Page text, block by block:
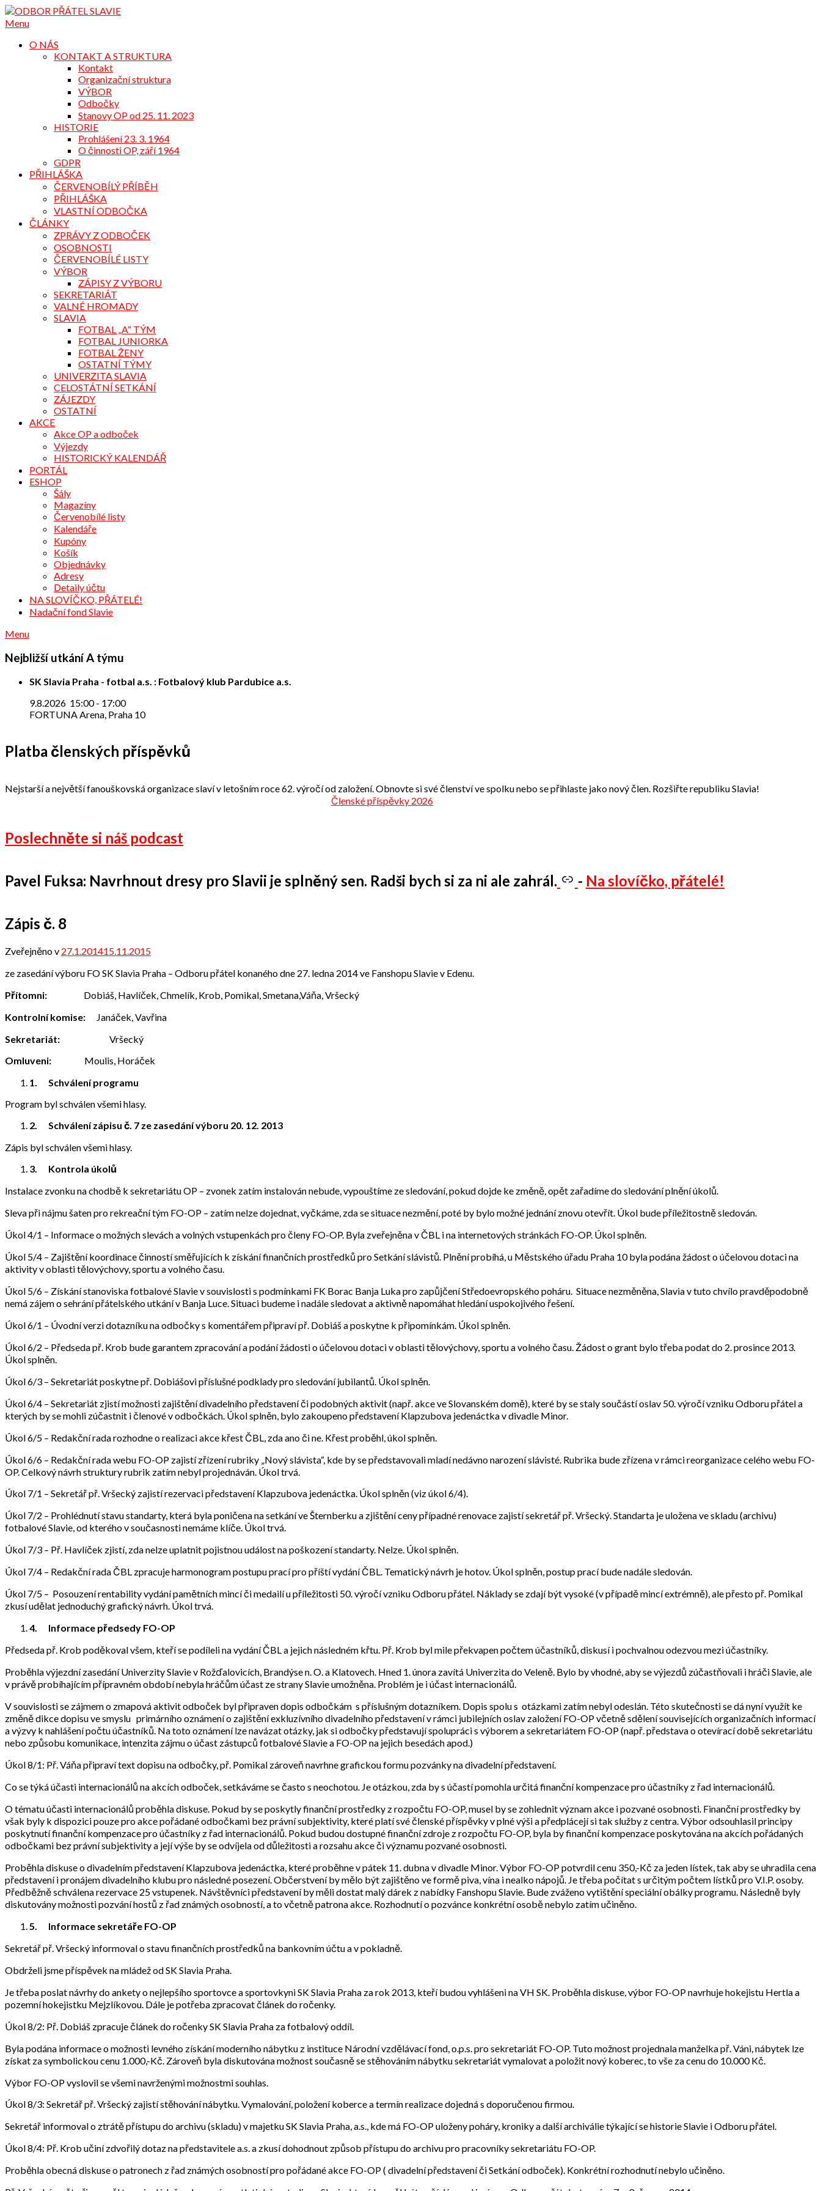
Přejdi
na
Menu
O NÁS
KONTAKT A STRUKTURA
Kontakt
Organizační struktura
VÝBOR
Odbočky
Stanovy OP od 25. 11. 2023
HISTORIE
Prohlášení 23. 3. 1964
O činnosti OP, září 1964
GDPR
PŘIHLÁŠKA
ČERVENOBÍLÝ PŘÍBĚH
PŘIHLÁŠKA
VLASTNÍ ODBOČKA
ČLÁNKY
ZPRÁVY Z ODBOČEK
OSOBNOSTI
ČERVENOBÍLÉ LISTY
VÝBOR
ZÁPISY Z VÝBORU
SEKRETARIÁT
VALNÉ HROMADY
SLAVIA
FOTBAL „A“ TÝM
FOTBAL JUNIORKA
FOTBAL ŽENY
OSTATNÍ TÝMY
UNIVERZITA SLAVIA
CELOSTÁTNÍ SETKÁNÍ
ZÁJEZDY
OSTATNÍ
AKCE
Akce OP a odboček
Výjezdy
HISTORICKÝ KALENDÁŘ
PORTÁL
ESHOP
Šály
Magazíny
Červenobílé listy
Kalendáře
Kupóny
Košík
Objednávky
Adresy
Detaily účtu
NA SLOVÍČKO, PŘÁTELÉ!
Nadační fond Slavie
Menu
Nejbližší utkání A týmu
SK Slavia Praha - fotbal a.s. : Fotbalový klub Pardubice a.s.
9.8.2026 15:00- 17:00
FORTUNA Arena, Praha 10
Platba členských příspěvků
Nejstarší a největší fanouškovská organizace slaví v letošním roce 62. výročí od založení. Obnovte si své členství ve spolku nebo se přihlaste jako nový člen. Rozšiřte republiku Slavia!
Členské příspěvky 2026
Poslechněte si náš podcast
Pavel Fuksa: Navrhnout dresy pro Slavii je splněný sen. Radši bych si za ni ale zahrál. - Na slovíčko, přátelé!
Zápis č. 8
Zveřejněno v 27.1.201415.11.2015
ze zasedání výboru FO SK Slavia Praha – Odboru přátel konaného dne 27. ledna 2014 ve Fanshopu Slavie v Edenu.
Přítomni: Dobiáš, Havlíček, Chmelík, Krob, Pomikal, Smetana,Váňa, Vršecký
Kontrolní komise: Janáček, Vavřina
Sekretariát: Vršecký
Omluveni: Moulis, Horáček
1. Schválení programu
Program byl schválen všemi hlasy.
2. Schválení zápisu č. 7 ze zasedání výboru 20. 12. 2013
Zápis byl schválen všemi hlasy.
3. Kontrola úkolů
Instalace zvonku na chodbě k sekretariátu OP – zvonek zatím instalován nebude, vypouštíme ze sledování, pokud dojde ke změně, opět zařadíme do sledování plnění úkolů.
Sleva při nájmu šaten pro rekreační tým FO-OP – zatím nelze dojednat, vyčkáme, zda se situace nezmění, poté by bylo možné jednání znovu otevřít. Úkol bude příležitostně sledován.
Úkol 4/1 – Informace o možných slevách a volných vstupenkách pro členy FO-OP. Byla zveřejněna v ČBL i na internetových stránkách FO-OP. Úkol splněn.
Úkol 5/4 – Zajištění koordinace činností směřujících k získání finančních prostředků pro Setkání slávistů. Plnění probíhá, u Městského úřadu Praha 10 byla podána žádost o účelovou dotaci na
aktivity v oblasti tělovýchovy, sportu a volného času.
Úkol 5/6 – Získání stanoviska fotbalové Slavie v souvislosti s podmínkami FK Borac Banja Luka pro zapůjčení Středoevropského poháru. Situace nezměněna, Slavia v tuto chvílo pravděpodobně
nemá zájem o sehrání přátelského utkání v Banja Luce. Situaci budeme i nadále sledovat a aktivně napomáhat hledání uspokojivého řešení.
Úkol 6/1 – Úvodní verzi dotazníku na odbočky s komentářem připraví př. Dobiáš a poskytne k připomínkám. Úkol splněn.
Úkol 6/2 – Předseda př. Krob bude garantem zpracování a podání žádosti o účelovou dotaci v oblasti tělovýchovy, sportu a volného času. Žádost o grant bylo třeba podat do 2. prosince 2013.
Úkol splněn.
Úkol 6/3 – Sekretariát poskytne př. Dobiášovi příslušné podklady pro sledování jubilantů. Úkol splněn.
Úkol 6/4 – Sekretariát zjistí možnosti zajištění divadelního představení či podobných aktivit (např. akce ve Slovanském domě), které by se staly součástí oslav 50. výročí vzniku Odboru přátel a
kterých by se mohli zúčastnit i členové v odbočkách. Úkol splněn, bylo zakoupeno představení Klapzubova jedenáctka v divadle Minor.
Úkol 6/5 – Redakční rada rozhodne o realizaci akce křest ČBL, zda ano či ne. Křest proběhl, úkol splněn.
Úkol 6/6 – Redakční rada webu FO-OP zajistí zřízení rubriky „Nový slávista“, kde by se představovali mladí nedávno narození slávisté. Rubrika bude zřízena v rámci reorganizace celého webu FO-
OP. Celkový návrh struktury rubrik zatím nebyl projednáván. Úkol trvá.
Úkol 7/1 – Sekretář př. Vršecký zajistí rezervaci představení Klapzubova jedenáctka. Úkol splněn (viz úkol 6/4).
Úkol 7/2 – Prohlédnutí stavu standarty, která byla poničena na setkání ve Šternberku a zjištění ceny případné renovace zajistí sekretář př. Vršecký. Standarta je uložena ve skladu (archivu)
fotbalové Slavie, od kterého v současnosti nemáme klíče. Úkol trvá.
Úkol 7/3 – Př. Havlíček zjistí, zda nelze uplatnit pojistnou událost na poškození standarty. Nelze. Úkol splněn.
Úkol 7/4 – Redakční rada ČBL zpracuje harmonogram postupu prací pro příští vydání ČBL. Tematický návrh je hotov. Úkol splněn, postup prací bude nadále sledován.
Úkol 7/5 – Posouzení rentability vydání pamětních mincí či medailí u příležitosti 50. výročí vzniku Odboru přátel. Náklady se zdají být vysoké (v případě mincí extrémně), ale přesto př. Pomikal
zkusí udělat jednoduchý grafický návrh. Úkol trvá.
4. Informace předsedy FO-OP
Předseda př. Krob poděkoval všem, kteří se podíleli na vydání ČBL a jejich následném křtu. Př. Krob byl mile překvapen počtem účastníků, diskusí i pochvalnou odezvou mezi účastníky.
Proběhla výjezdní zasedání Univerzity Slavie v Rožďalovicích, Brandýse n. O. a Klatovech. Hned 1. února zavítá Univerzita do Veleně. Bylo by vhodné, aby se výjezdů zúčastňovali i hráči Slavie, ale
v právě probíhajícím přípravném období nebyla hráčům účast ze strany Slavie umožněna. Problém je i účast internacionálů.
V souvislosti se zájmem o zmapová aktivit odboček byl připraven dopis odbočkám s příslušným dotazníkem. Dopis spolu s otázkami zatím nebyl odeslán. Této skutečnosti se dá nyní využít ke
změně dikce dopisu ve smyslu primárního oznámení o zajištění exkluzívního divadelního představení v rámci jubilejních oslav založení FO-OP včetně sdělení souvisejících organizačních informací
a výzvy k nahlášení počtu účastníků. Na toto oznámení lze navázat otázky, jak si odbočky představují spolupráci s výborem a sekretariátem FO-OP (např. představa o otevírací době sekretariátu
nebo způsobu komunikace, intenzita zájmu o účast zástupců fotbalové Slavie a FO-OP na jejich besedách apod.)
Úkol 8/1: Př. Váňa připraví text dopisu na odbočky, př. Pomikal zároveň navrhne grafickou formu pozvánky na divadelní představení.
Co se týká účasti internacionálů na akcích odboček, setkáváme se často s neochotou. Je otázkou, zda by s účastí pomohla určitá finanční kompenzace pro účastníky z řad internacionálů.
O tématu účasti internacionálů proběhla diskuse. Pokud by se poskytly finanční prostředky z rozpočtu FO-OP, musel by se zohlednit význam akce i pozvané osobnosti. Finanční prostředky by
však byly k dispozici pouze pro akce pořádané odbočkami bez právní subjektivity, které platí své členské příspěvky v plné výši a předplácejí si tak služby z centra. Výbor odsouhlasil principy
poskytnutí finanční kompenzace pro účastníky z řad internacionálů. Pokud budou dostupné finanční zdroje z rozpočtu FO-OP, byla by finanční kompenzace poskytována na akcích pořádaných
odbočkami bez právní subjektivity a její výše by se odvíjela od důležitosti a rozsahu akce či významu pozvané osobnosti.
Proběhla diskuse o divadelním představení Klapzubova jedenáctka, které proběhne v pátek 11. dubna v divadle Minor. Výbor FO-OP potvrdil cenu 350,-Kč za jeden lístek, tak aby se uhradila cena
představení i pronájem divadelního klubu pro následné posezení. Občerstvení by mělo být zajištěno ve formě piva, vína i nealko nápojů. Je třeba počítat s určitým počtem lístků pro V.I.P. osoby.
Předběžně schválena rezervace 25 vstupenek. Návštěvníci představení by měli dostat malý dárek z nabídky Fanshopu Slavie. Bude zváženo vytištění speciální obálky programu. Následně byly
diskutovány možnosti pozvání hostů z řad známých osobností, a to včetně patrona akce. Rozhodnutí o pozvánce konkrétní osobě nebylo zatím učiněno.
5. Informace sekretáře FO-OP
Sekretář př. Vršecký informoval o stavu finančních prostředků na bankovním účtu a v pokladně.
Obdrželi jsme příspěvek na mládež od SK Slavia Praha.
Je třeba poslat návrhy do ankety o nejlepšího sportovce a sportovkyni SK Slavia Praha za rok 2013, kteří budou vyhlášeni na VH SK. Proběhla diskuse, výbor FO-OP navrhuje hokejistu Hertla a
pozemní hokejistku Mejzlíkovou. Dále je potřeba zpracovat článek do ročenky.
Úkol 8/2: Př. Dobiáš zpracuje článek do ročenky SK Slavia Praha za fotbalový oddíl.
Byla podána informace o možnosti levného získání moderního nábytku z instituce Národní vzdělávací fond, o.p.s. pro sekretariát FO-OP. Tuto možnost projednala manželka př. Váni, nábytek lze
získat za symbolickou cenu 1.000,-Kč. Zároveň byla diskutována možnost současně se stěhováním nábytku sekretariát vymalovat a položit nový koberec, to vše za cenu do 10.000 Kč.
Výbor FO-OP vyslovil se všemi navrženými možnostmi souhlas.
Úkol 8/3: Sekretář př. Vršecký zajistí stěhování nábytku. Vymalování, položení koberce a termín realizace dojedná s doporučenou firmou.
Sekretář informoval o ztrátě přístupu do archivu (skladu) v majetku SK Slavia Praha, a.s., kde má FO-OP uloženy poháry, kroniky a další archiválie týkající se historie Slavie i Odboru přátel.
Úkol 8/4: Př. Krob učiní zdvořilý dotaz na představitele a.s. a zkusí dohodnout způsob přístupu do archivu pro pracovníky sekretariátu FO-OP.
Proběhla obecná diskuse o patronech z řad známých osobností pro pořádané akce FO-OP ( divadelní představení či Setkání odboček). Konkrétní rozhodnutí nebylo učiněno.